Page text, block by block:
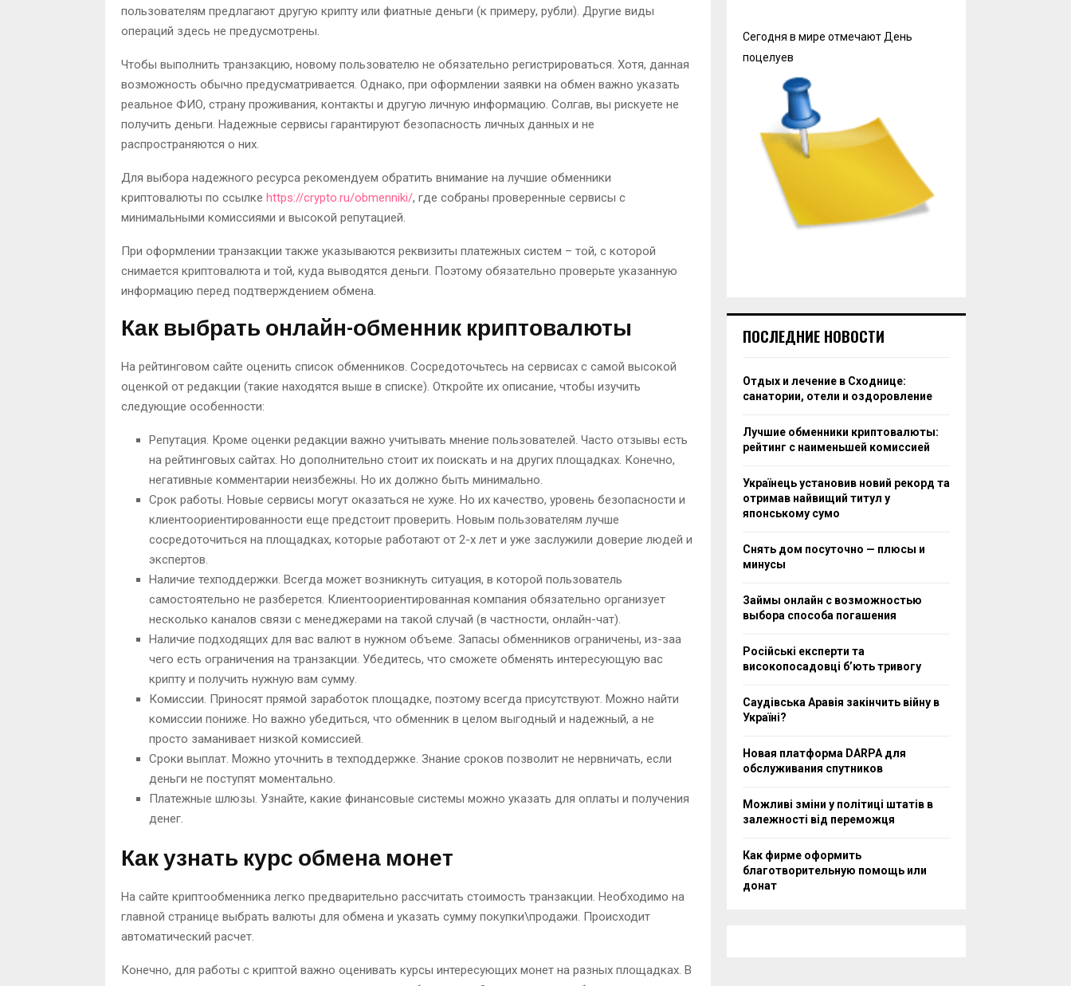
пользователям предлагают другую крипту или фиатные деньги (к примеру, рубли). Другие виды
операций здесь не предусмотрены.
Чтобы выполнить транзакцию, новому пользователю не обязательно регистрироваться. Хотя, данная
возможность обычно предусматривается. Однако, при оформлении заявки на обмен важно указать
реальное ФИО, страну проживания, контакты и другую личную информацию. Солгав, вы рискуете не
получить деньги. Надежные сервисы гарантируют безопасность личных данных и не
распространяются о них.
Для выбора надежного ресурса рекомендуем обратить внимание на лучшие обменники
криптовалюты по ссылке https://crypto.ru/obmenniki/, где собраны проверенные сервисы с
минимальными комиссиями и высокой репутацией.
При оформлении транзакции также указываются реквизиты платежных систем – той, с которой
снимается криптовалюта и той, куда выводятся деньги. Поэтому обязательно проверьте указанную
информацию перед подтверждением обмена.
Как выбрать онлайн-обменник криптовалюты
На рейтинговом сайте оценить список обменников. Сосредоточьтесь на сервисах с самой высокой
оценкой от редакции (такие находятся выше в списке). Откройте их описание, чтобы изучить
следующие особенности:
Репутация. Кроме оценки редакции важно учитывать мнение пользователей. Часто отзывы есть
на рейтинговых сайтах. Но дополнительно стоит их поискать и на других площадках. Конечно,
негативные комментарии неизбежны. Но их должно быть минимально.
Срок работы. Новые сервисы могут оказаться не хуже. Но их качество, уровень безопасности и
клиентоориентированности еще предстоит проверить. Новым пользователям лучше
сосредоточиться на площадках, которые работают от 2-х лет и уже заслужили доверие людей и
экспертов.
Наличие техподдержки. Всегда может возникнуть ситуация, в которой пользователь
самостоятельно не разберется. Клиентоориентированная компания обязательно организует
несколько каналов связи с менеджерами на такой случай (в частности, онлайн-чат).
Наличие подходящих для вас валют в нужном объеме. Запасы обменников ограничены, из-заа
чего есть ограничения на транзакции. Убедитесь, что сможете обменять интересующую вас
крипту и получить нужную вам сумму.
Комиссии. Приносят прямой заработок площадке, поэтому всегда присутствуют. Можно найти
комиссии пониже. Но важно убедиться, что обменник в целом выгодный и надежный, а не
просто заманивает низкой комиссией.
Сроки выплат. Можно уточнить в техподдержке. Знание сроков позволит не нервничать, если
деньги не поступят моментально.
Платежные шлюзы. Узнайте, какие финансовые системы можно указать для оплаты и получения
денег.
Как узнать курс обмена монет
На сайте криптообменника легко предварительно рассчитать стоимость транзакции. Необходимо на
главной странице выбрать валюты для обмена и указать сумму покупки\продажи. Происходит
автоматический расчет.
Конечно, для работы с криптой важно оценивать курсы интересующих монет на разных площадках. В
Сегодня в мире отмечают День
поцелуев
ПОСЛЕДНИЕ НОВОСТИ
Отдых и лечение в Сходнице:
санатории, отели и оздоровление
Лучшие обменники криптовалюты:
рейтинг с наименьшей комиссией
Українець установив новий рекорд та
отримав найвищий титул у
японському сумо
Снять дом посуточно — плюсы и
минусы
Займы онлайн с возможностью
выбора способа погашения
Російські експерти та
високопосадовці бʼють тривогу
Саудівська Аравія закінчить війну в
Україні?
Новая платформа DARPA для
обслуживания спутников
Можливі зміни у політиці штатів в
залежності від переможця
Как фирме оформить
благотворительную помощь или
донат